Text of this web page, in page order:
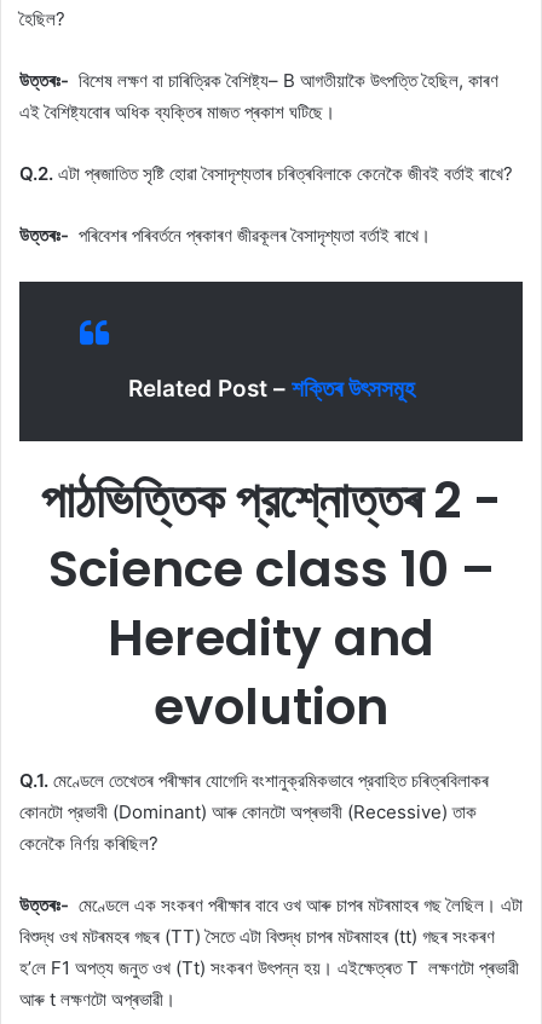
হৈছিল?
উত্তৰঃ- বিশেষ লক্ষণ বা চাৰিত্রিক বৈশিষ্ট্য– B আগতীয়াকৈ উৎপত্তি হৈছিল, কাৰণ
এই বৈশিষ্ট্যবোৰ অধিক ব্যক্তিৰ মাজত প্ৰকাশ ঘটিছে।
Q.2. এটা প্ৰজাতিত সৃষ্টি হোৱা বৈসাদৃশ্যতাৰ চৰিত্ৰবিলাকে কেনেকৈ জীবই বৰ্তাই ৰাখে?
উত্তৰঃ- পৰিবেশৰ পৰিবৰ্তনে প্ৰকাৰণ জীৱকূলৰ বৈসাদৃশ্যতা বৰ্তাই ৰাখে।
Related Post – শক্তিৰ উৎসসমূহ
পাঠভিত্তিক প্রশ্নোত্তৰ 2 -
Science class 10 –
Heredity and
evolution
Q.1. মেণ্ডেলে তেখেতৰ পৰীক্ষাৰ যোগেদি বংশানুক্রমিকভাবে প্রবাহিত চৰিত্ৰবিলাকৰ
কোনটো প্রভাবী (Dominant) আৰু কোনটো অপ্ৰভাবী (Recessive) তাক
কেনেকৈ নিৰ্ণয় কৰিছিল?
উত্তৰঃ- মেণ্ডেলে এক সংকৰণ পৰীক্ষাৰ বাবে ওখ আৰু চাপৰ মটৰমাহৰ গছ লৈছিল। এটা
বিশুদ্ধ ওখ মটৰমহৰ গছৰ (TT) সৈতে এটা বিশুদ্ধ চাপৰ মটৰমাহৰ (tt) গছৰ সংকৰণ
হ’লে F1 অপত্য জনুত ওখ (Tt) সংকৰণ উৎপন্ন হয়। এইক্ষেত্ৰত T লক্ষণটো প্ৰভাৱী
আৰু t লক্ষণটো অপ্ৰভাৱী।